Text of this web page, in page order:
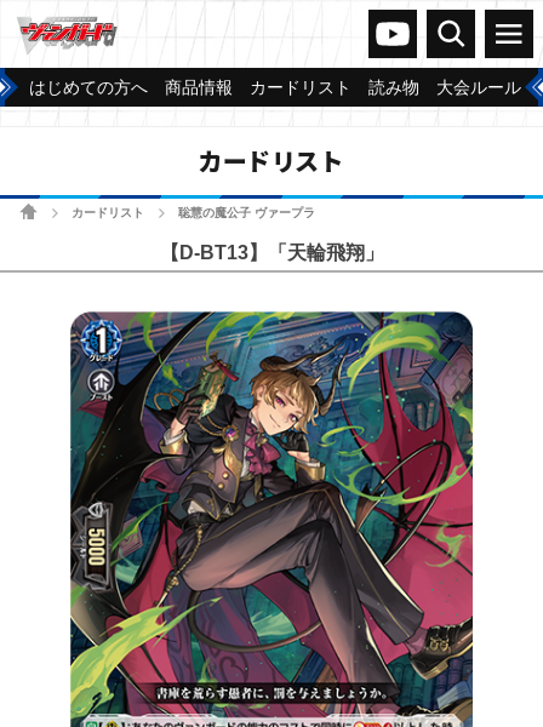
ヴァンガードch
検索 メニュー
はじめての方へ 商品情報 カードリスト 読み物 大会ルール
カードリスト
ホームカードリスト 聡慧の魔公子 ヴァープラ
【D-BT13】「天輪飛翔」